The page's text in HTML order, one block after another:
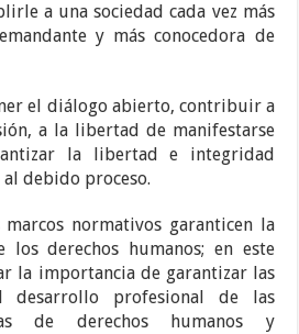
a una sociedad cada vez más
y más conocedora de
el diálogo abierto, contribuir a
a la libertad de manifestarse
la libertad e integridad
debido proceso.
marcos normativos garanticen la
los derechos humanos; en este
la importancia de garantizar las
desarrollo profesional de las
de derechos humanos y